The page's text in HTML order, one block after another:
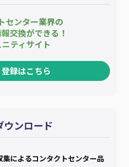
センター業界の
交換ができる！
ティサイト
録はこちら
ウンロード
集によるコンタクトセンター品